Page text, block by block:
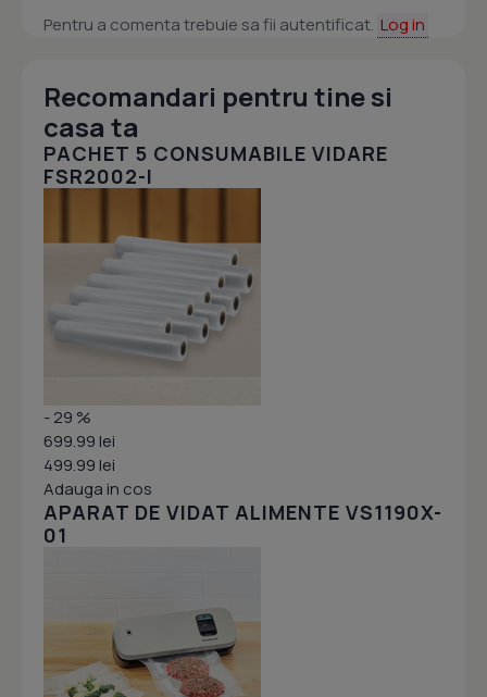
Pentru a comenta trebuie sa fii autentificat. Log in
Recomandari pentru tine si
casa ta
PACHET 5 CONSUMABILE VIDARE
FSR2002-I
- 29 %
699.99 lei
499.99 lei
Adauga in cos
APARAT DE VIDAT ALIMENTE VS1190X-
01